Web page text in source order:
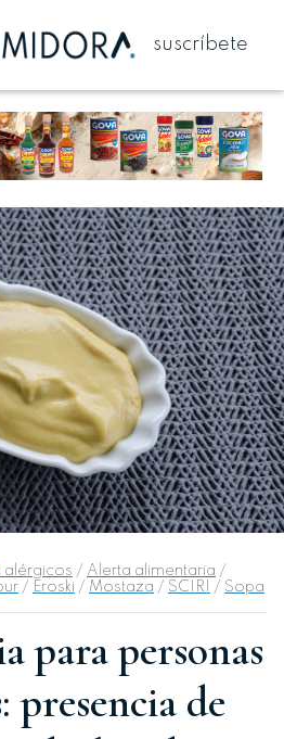
suscríbete
alérgicos / Alerta alimentaria /
/ Eroski / Mostaza / SCIRI / Sopa
para personas
presencia de